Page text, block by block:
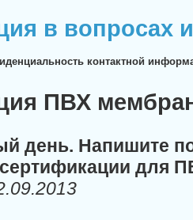
в вопросах
контактной
ПВХ
день. Напишите
для